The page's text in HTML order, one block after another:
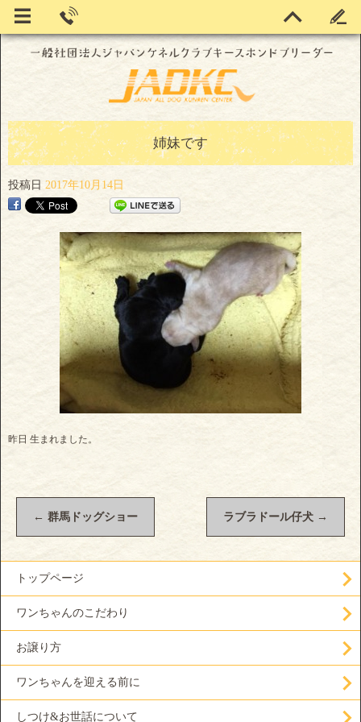
姉妹です
投稿日 2017年10月14日
昨日 生まれました。
← 群馬ドッグショー ラブラドール仔犬 →
トップページ
ワンちゃんのこだわり
お譲り方
ワンちゃんを迎える前に
しつけ&お世話について